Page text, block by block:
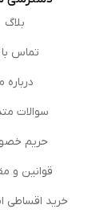
بلاگ
تماس با
درباره
سوالات
حریم
قوانین و
خرید اقساطی